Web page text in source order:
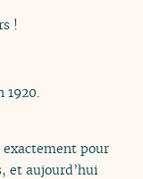
!
1920.
pour
et aujourd’hui